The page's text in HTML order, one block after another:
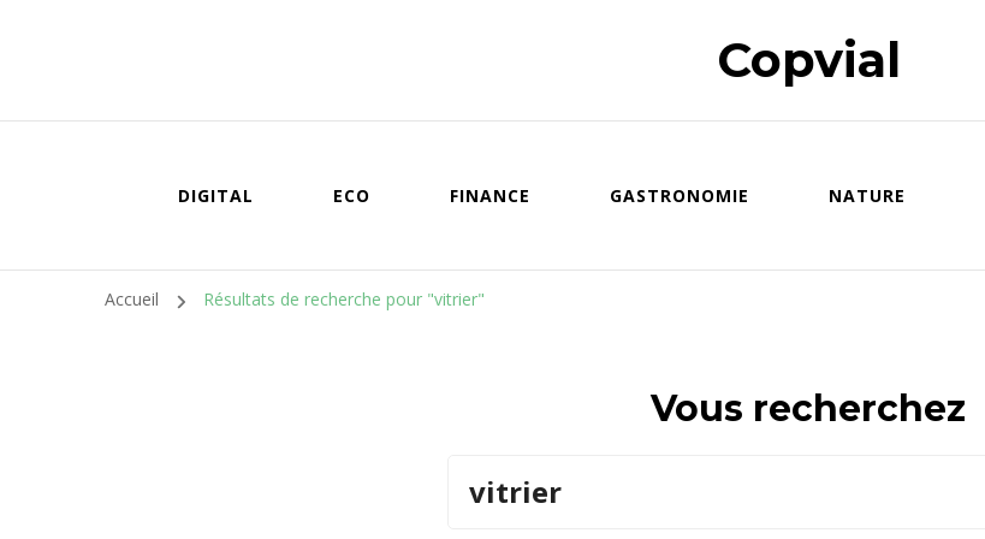
Copvial
DIGITAL ECO FINANCE GASTRONOMIE NATURE
Accueil Résultats de recherche pour "vitrier"
Vous recherchez